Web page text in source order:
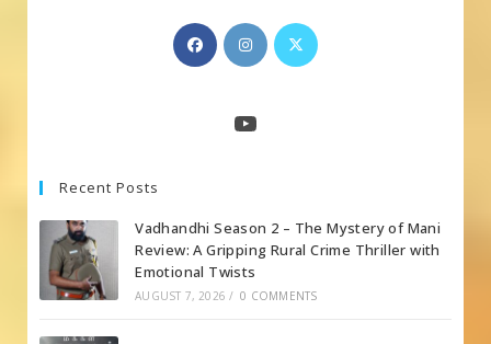
Opens
in
new
Opens
in
Opens
YouTube
Recent Posts
Vadhandhi Season 2 – The Mystery of Mani
Review: A Gripping Rural Crime Thriller with
Emotional Twists
AUGUST 7, 2026 / 0 COMMENTS